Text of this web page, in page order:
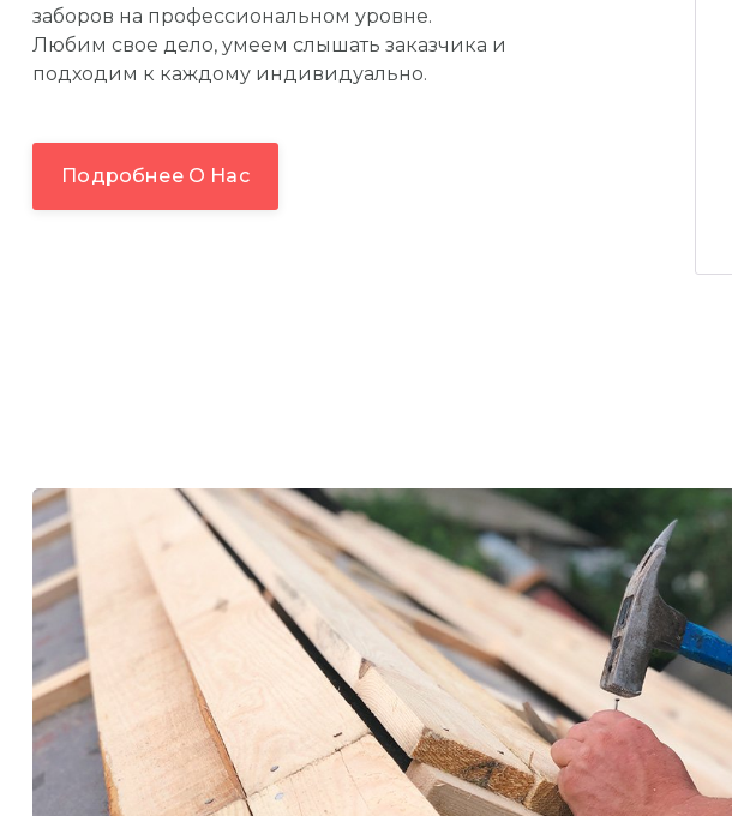
заборов на профессиональном уровне.
Любим свое дело, умеем слышать заказчика и
подходим к каждому индивидуально.
Подробнее О Нас